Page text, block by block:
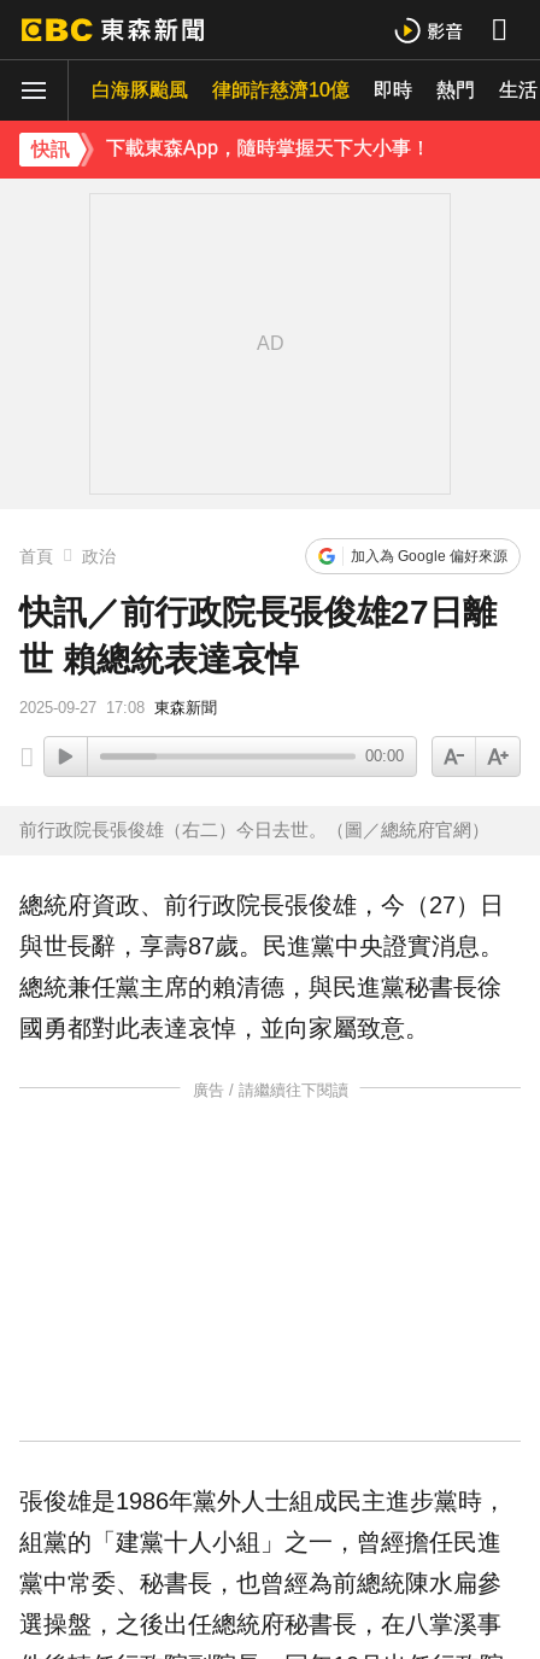
白海豚颱風 律師詐慈濟10億 即時 熱門 生活
快訊
下載東森App，隨時掌握天下大小事！
《理財達人秀》X 安聯投信免費講座報名中！搶先卡位 2027
下載東森App，隨時掌握天下大小事！
首頁 政治 加入為 Google 偏好來源
快訊／前行政院長張俊雄27日離
世 賴總統表達哀悼
2025-09-27 17:08 東森新聞
00:00
前行政院長張俊雄（右二）今日去世。（圖／總統府官網）
總統府資政、前行政院長張俊雄 ，今（27）日
與世長辭，享壽87歲。
民進黨中央證實消息。
總統兼任黨主席的賴清德 ，與民進黨秘書長徐
國勇都對此表達哀悼，並向家屬致意。
廣告 / 請繼續往下閱讀
張俊雄是1986年黨外人士組成民主進步黨時，
組黨的「建黨十人小組」之一，曾經擔任民進
黨中常委、秘書長，也曾經為前總統陳水扁參
選操盤，之後出任總統府秘書長，在八掌溪事